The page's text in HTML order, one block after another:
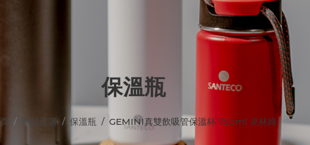
保溫瓶
商品選購 保溫瓶 GEMINI真雙飲吸管保溫杯 750ml 克林姆